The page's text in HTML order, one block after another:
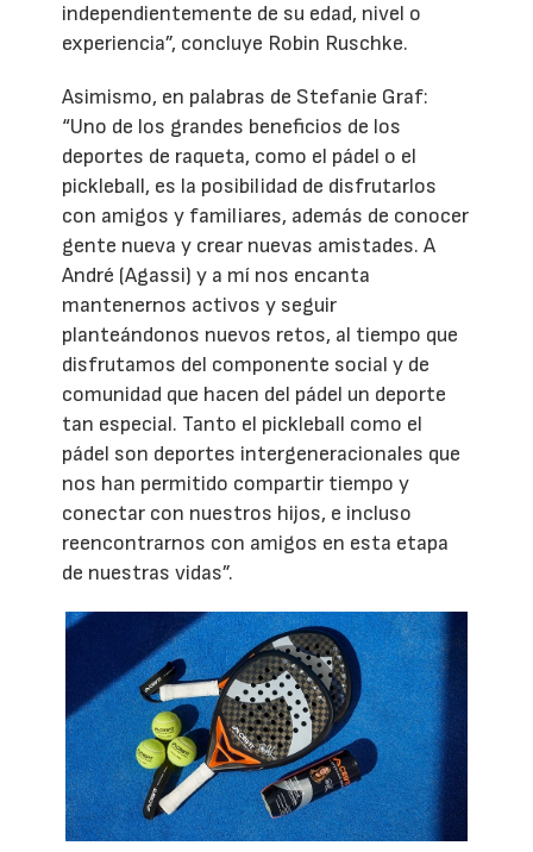
independientemente de su edad, nivel o
experiencia”, concluye Robin Ruschke.
Asimismo, en palabras de Stefanie Graf:
“Uno de los grandes beneficios de los
deportes de raqueta, como el pádel o el
pickleball, es la posibilidad de disfrutarlos
con amigos y familiares, además de conocer
gente nueva y crear nuevas amistades. A
André (Agassi) y a mí nos encanta
mantenernos activos y seguir
planteándonos nuevos retos, al tiempo que
disfrutamos del componente social y de
comunidad que hacen del pádel un deporte
tan especial. Tanto el pickleball como el
pádel son deportes intergeneracionales que
nos han permitido compartir tiempo y
conectar con nuestros hijos, e incluso
reencontrarnos con amigos en esta etapa
de nuestras vidas”.